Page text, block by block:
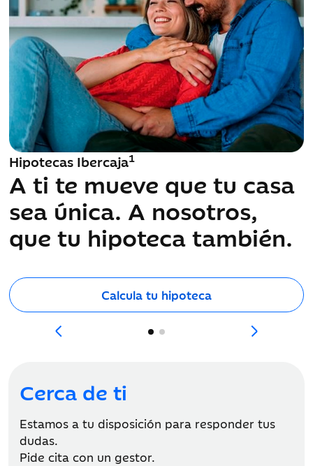
Hipotecas Ibercaja1
A ti te mueve que tu casa
sea única. A nosotros,
que tu hipoteca también.
Calcula tu hipoteca
Nuevo servicio Portucuenta
Libertad para tus hijos,
tranquilidad para ti
Tus hijos necesitan empezar a aprender a
Más información
Cerca de ti
Estamos a tu disposición para responder tus
dudas.
Pide cita con un gestor.